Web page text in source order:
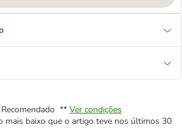
** Ver condições
mais baixo que o artigo teve nos últimos 30